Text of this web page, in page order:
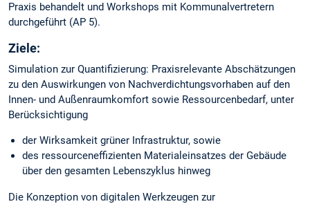
Praxis behandelt und Workshops mit Kommunalvertretern
durchgeführt (AP 5).
Ziele:
Simulation zur Quantifizierung: Praxisrelevante Abschätzungen
zu den Auswirkungen von Nachverdichtungsvorhaben auf den
Innen- und Außenraumkomfort sowie Ressourcenbedarf, unter
Berücksichtigung
der Wirksamkeit grüner Infrastruktur, sowie
des ressourceneffizienten Materialeinsatzes der Gebäude
über den gesamten Lebenszyklus hinweg
Die Konzeption von digitalen Werkzeugen zur